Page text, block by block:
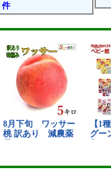
件